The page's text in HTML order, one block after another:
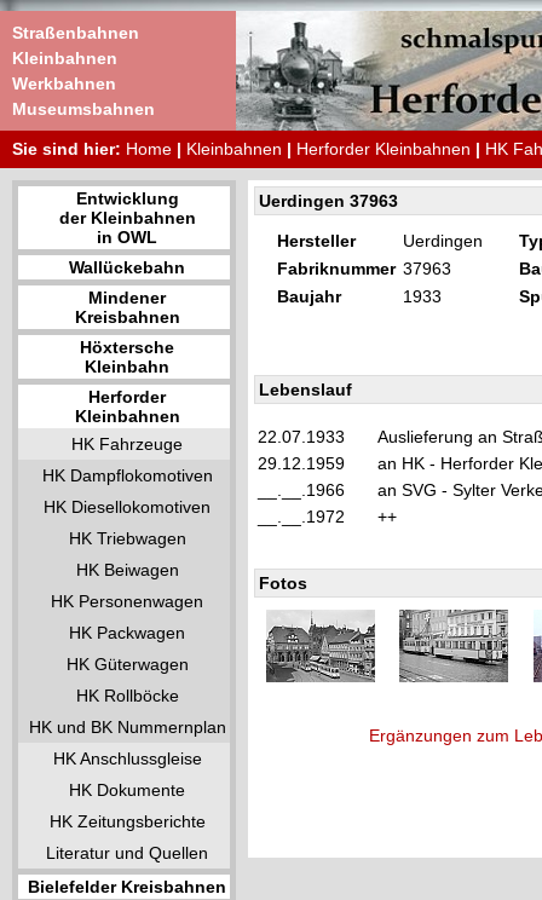
Straßenbahnen
Kleinbahnen
Werkbahnen
Museumsbahnen
Sie sind hier: Home | Kleinbahnen | Herforder Kleinbahnen | HK
Entwicklung
der Kleinbahnen
in OWL
Wallückebahn
Mindener
Kreisbahnen
Höxtersche
Kleinbahn
Herforder
Kleinbahnen
HK Fahrzeuge
HK Dampflokomotiven
HK Diesellokomotiven
HK Triebwagen
HK Beiwagen
HK Personenwagen
HK Packwagen
HK Güterwagen
HK Rollböcke
HK und BK Nummernplan
HK Anschlussgleise
HK Dokumente
HK Zeitungsberichte
Literatur und Quellen
Bielefelder Kreisbahnen
Uerdingen 37963
Hersteller Uerdingen
Fabriknummer 37963
Baujahr
1933
Lebenslauf
22.07.1933
Auslieferung an
29.12.1959
an HK - Herforder
__.__.1966
an SVG - Sylter
__.__.1972
++
Fotos
Ergänzungen zum